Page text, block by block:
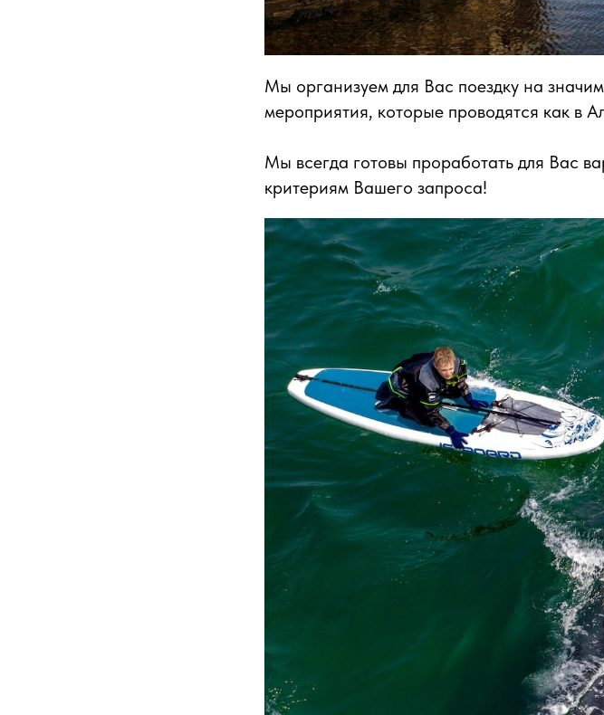
Мы организуем для Вас поездку на
мероприятия, которые проводятся как в
Мы всегда готовы проработать для Вас
критериям Вашего запроса!